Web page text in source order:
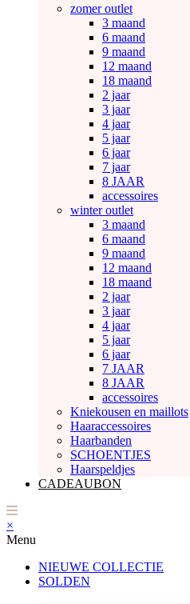
zomer outlet
3 maand
6 maand
9 maand
12 maand
18 maand
2 jaar
3 jaar
4 jaar
5 jaar
6 jaar
7 jaar
8 JAAR
accessoires
winter outlet
3 maand
6 maand
9 maand
12 maand
18 maand
2 jaar
3 jaar
4 jaar
5 jaar
6 jaar
7 JAAR
8 JAAR
accessoires
Kniekousen en maillots
Haaraccessoires
Haarbanden
SCHOENTJES
Haarspeldjes
CADEAUBON
×
Menu
NIEUWE COLLECTIE
SOLDEN